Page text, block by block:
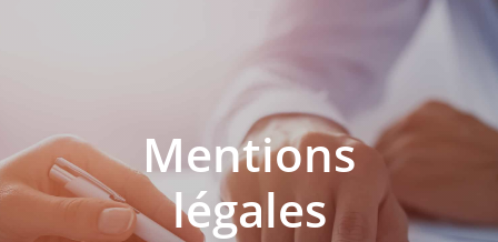
Mentions
légales